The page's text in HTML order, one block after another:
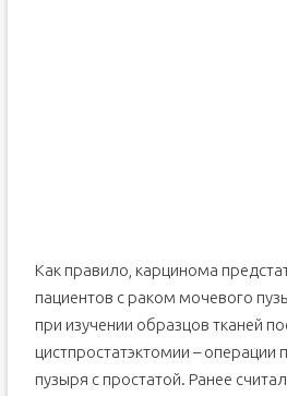
Вывод
Как правило, карцинома
пациентов с раком мочевого
при изучении образцов тканей
цистпростатэктомии –
пузыря с простатой. Ранее